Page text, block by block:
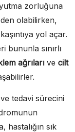
zorluğuna
olabilirken,
yol açar.
bununla sınırlı
ağrıları ve cilt
tedavi sürecini
hastalığın sık